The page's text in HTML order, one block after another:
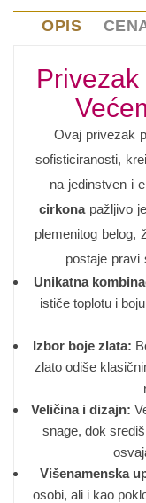
OPIS
Ovaj privezak
sofisticiranosti,
na jedinstven i
cirkonapažljivo
plemenitog belog,
postaje pravi
Unikatna
ističe toplotu i
Izbor boje zlata:
zlato odiše
Veličina i dizajn:
snage, dok
Višenamenska
osobi, ali i kao